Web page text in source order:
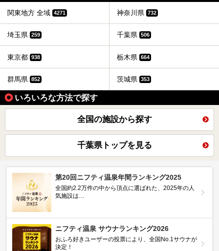
関東地方 全域 4271 神奈川県 732
埼玉県 259 千葉県 506
東京都 938 栃木県 664
群馬県 852 茨城県 353
いろいろな方法で探す
全国の施設から探す
千葉県トップを見る
第20回ニフティ温泉年間ランキング2025
全国約2.2万件の中から頂点に選ばれた、2025年の人
気施設は…
ニフティ温泉 サウナランキング2026
おふろ好きユーザーの投票により、全国No.1サウナが
決定！